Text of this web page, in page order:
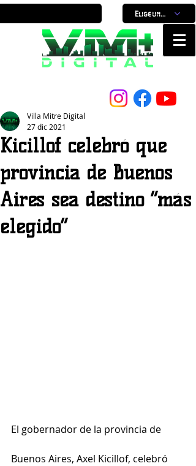
Elige un horario
Kicillof celebró que
provincia de Buenos
Aires sea destino “más
elegido”
Villa Mitre Digital
27 dic 2021
El gobernador de la provincia de
Buenos Aires, Axel Kicillof, celebró